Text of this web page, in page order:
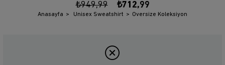
₺949,99 ₺712,99
Anasayfa Unisex Sweatshirt Oversize Koleksiyon